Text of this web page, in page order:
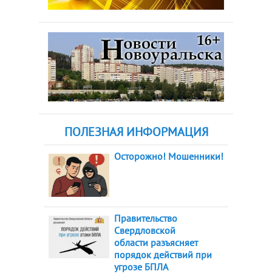
ПОЛЕЗНАЯ ИНФОРМАЦИЯ
Осторожно! Мошенники!
Правительство
Свердловской
области разъясняет
порядок действий при
угрозе БПЛА